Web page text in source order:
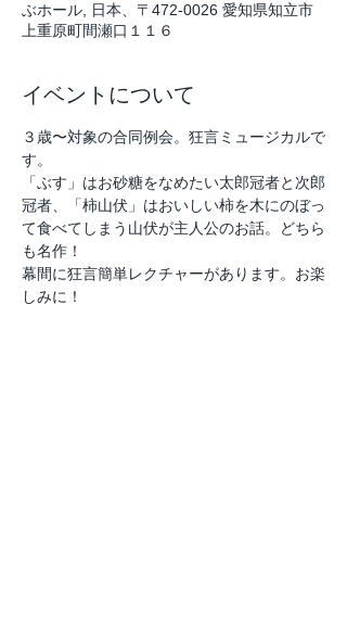
ぶホール, 日本、〒472-0026 愛知県知立市
上重原町間瀬口１１６
イベントについて
３歳〜対象の合同例会。狂言ミュージカルで
す。
「ぶす」はお砂糖をなめたい太郎冠者と次郎
冠者、「柿山伏」はおいしい柿を木にのぼっ
て食べてしまう山伏が主人公のお話。どちら
も名作！
幕間に狂言簡単レクチャーがあります。お楽
しみに！